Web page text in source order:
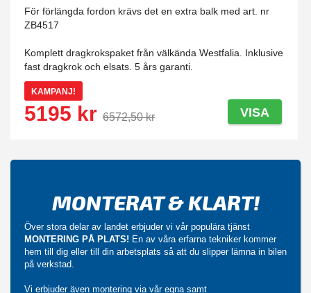
För förlängda fordon krävs det en extra balk med art. nr
ZB4517
Komplett dragkrokspaket från välkända Westfalia. Inklusive
fast dragkrok och elsats. 5 års garanti.
KAMPANJ!
5195 kr 6572,50 kr VISA
MONTERAT & KLART!
Över stora delar av landet erbjuder vi vår populära tjänst
MONTERING PÅ PLATS! En av våra erfarna tekniker kommer
hem till dig eller till din arbetsplats så att du slipper lämna in bilen
på verkstad.
Vi erbjuder även montering via vår egna samt